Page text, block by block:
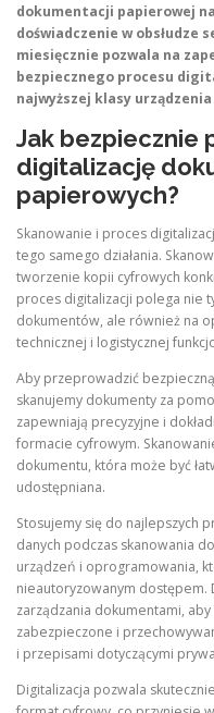
dokumentacji papierowej
doświadczenie w obsłudze
miesięcznie pozwala na
bezpiecznego procesu
najwyższej klasy
Jak bezpiecznie
digitalizację
papierowych?
Skanowanie i proces
tego samego działania.
tworzenie kopii cyfrowych
proces digitalizacji polega nie
dokumentów, ale również na
technicznej i logistycznej
Aby przeprowadzić
skanujemy dokumenty za
zapewniają precyzyjne i
formacie cyfrowym.
dokumentu, która może być
udostępniana.
Stosujemy się do najlepszych
danych podczas skanowania
urządzeń i oprogramowania,
nieautoryzowanym
zarządzania dokumentami,
zabezpieczone i
i przepisami dotyczącymi
Digitalizacja pozwala